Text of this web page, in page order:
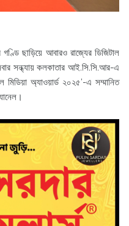
গণ্ডি ছাড়িয়ে আবারও রাজ্যের ডিজিটাল
সন্ধ্যায় কলকাতার আই.সি.সি.আর-এ
মিডিয়া অ্যাওয়ার্ড ২০২৫’-এ সম্মানিত